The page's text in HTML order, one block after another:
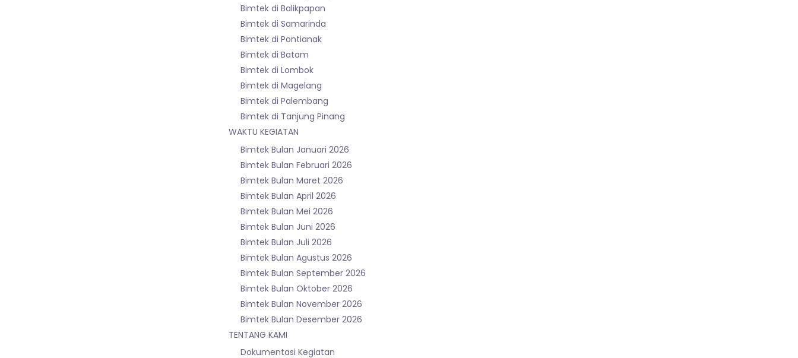
Bimtek di Balikpapan
Bimtek di Samarinda
Bimtek di Pontianak
Bimtek di Batam
Bimtek di Lombok
Bimtek di Magelang
Bimtek di Palembang
Bimtek di Tanjung Pinang
WAKTU KEGIATAN
Bimtek Bulan Januari 2026
Bimtek Bulan Februari 2026
Bimtek Bulan Maret 2026
Bimtek Bulan April 2026
Bimtek Bulan Mei 2026
Bimtek Bulan Juni 2026
Bimtek Bulan Juli 2026
Bimtek Bulan Agustus 2026
Bimtek Bulan September 2026
Bimtek Bulan Oktober 2026
Bimtek Bulan November 2026
Bimtek Bulan Desember 2026
TENTANG KAMI
Dokumentasi Kegiatan